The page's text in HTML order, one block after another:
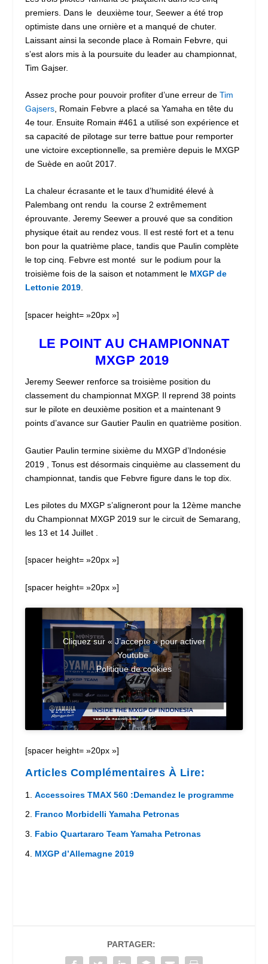
premiers. Dans le deuxième tour, Seewer a été trop
optimiste dans une ornière et a manqué de chuter.
Laissant ainsi la seconde place à Romain Febvre, qui
s’est alors mis à la poursuite du leader au championnat,
Tim Gajser.
Assez proche pour pouvoir profiter d’une erreur deTim
Gajsers , Romain Febvre a placé sa Yamaha en tête du
4e tour. Ensuite Romain #461 a utilisé son expérience et
sa capacité de pilotage sur terre battue pour remporter
une victoire exceptionnelle, sa première depuis le MXGP
de Suède en août 2017.
La chaleur écrasante et le taux d’humidité élevé à
Palembang ont rendu la course 2 extrêmement
éprouvante. Jeremy Seewer a prouvé que sa condition
physique était au rendez vous. Il est resté fort et a tenu
bon pour la quatrième place, tandis que Paulin complète
le top cinq. Febvre est monté sur le podium pour la
troisième fois de la saison et notamment le MXGP de
Lettonie 2019.
[spacer height= »20px »]
LE POINT AU CHAMPIONNAT
MXGP 2019
Jeremy Seewer renforce sa troisième position du
classement du championnat MXGP. Il reprend 38 points
sur le pilote en deuxième position et a maintenant 9
points d’avance sur Gautier Paulin en quatrième position.
Gautier Paulin termine sixième du MXGP d’Indonésie
2019 , Tonus est désormais cinquième au classement du
championnat, tandis que Febvre figure dans le top dix.
Les pilotes du MXGP s’aligneront pour la 12ème manche
du Championnat MXGP 2019 sur le circuit de Semarang,
les 13 et 14 Juillet .
[spacer height= »20px »]
[spacer height= »20px »]
Cliquez sur « J’accepte » pour activer
Youtube
Politique de cookies
J’ACCEPTE
[spacer height= »20px »]
Articles Complémentaires À Lire:
Accessoires TMAX 560 :Demandez le programme
Franco Morbidelli Yamaha Petronas
Fabio Quartararo Team Yamaha Petronas
MXGP d’Allemagne 2019
PARTAGER: